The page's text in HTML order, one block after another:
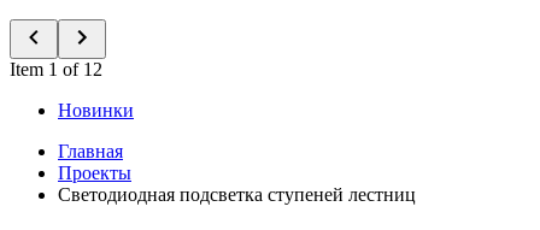
Item 1 of 12
Новинки
Главная
Проекты
Светодиодная подсветка ступеней лестниц